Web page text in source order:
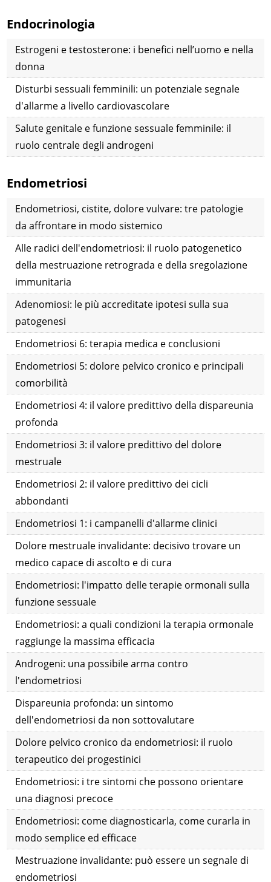
Endocrinologia
Estrogeni e testosterone: i benefici nell’uomo e nella
donna
Disturbi sessuali femminili: un potenziale segnale
d'allarme a livello cardiovascolare
Salute genitale e funzione sessuale femminile: il
ruolo centrale degli androgeni
Endometriosi
Endometriosi, cistite, dolore vulvare: tre patologie
da affrontare in modo sistemico
Alle radici dell'endometriosi: il ruolo patogenetico
della mestruazione retrograda e della sregolazione
immunitaria
Adenomiosi: le più accreditate ipotesi sulla sua
patogenesi
Endometriosi 6: terapia medica e conclusioni
Endometriosi 5: dolore pelvico cronico e principali
comorbilità
Endometriosi 4: il valore predittivo della dispareunia
profonda
Endometriosi 3: il valore predittivo del dolore
mestruale
Endometriosi 2: il valore predittivo dei cicli
abbondanti
Endometriosi 1: i campanelli d'allarme clinici
Dolore mestruale invalidante: decisivo trovare un
medico capace di ascolto e di cura
Endometriosi: l'impatto delle terapie ormonali sulla
funzione sessuale
Endometriosi: a quali condizioni la terapia ormonale
raggiunge la massima efficacia
Androgeni: una possibile arma contro
l'endometriosi
Dispareunia profonda: un sintomo
dell'endometriosi da non sottovalutare
Dolore pelvico cronico da endometriosi: il ruolo
terapeutico dei progestinici
Endometriosi: i tre sintomi che possono orientare
una diagnosi precoce
Endometriosi: come diagnosticarla, come curarla in
modo semplice ed efficace
Mestruazione invalidante: può essere un segnale di
endometriosi